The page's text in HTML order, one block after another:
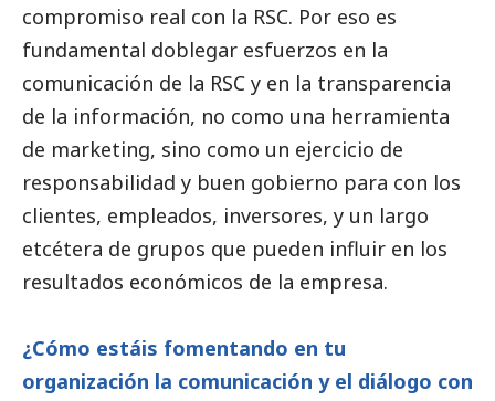
compromiso real con la RSC. Por eso es
fundamental doblegar esfuerzos en la
comunicación de la RSC y en la transparencia
de la información, no como una herramienta
de marketing, sino como un ejercicio de
responsabilidad y buen gobierno para con los
clientes, empleados, inversores, y un largo
etcétera de grupos que pueden influir en los
resultados económicos de la empresa.
¿Cómo estáis fomentando en tu
organización la comunicación y el diálogo con